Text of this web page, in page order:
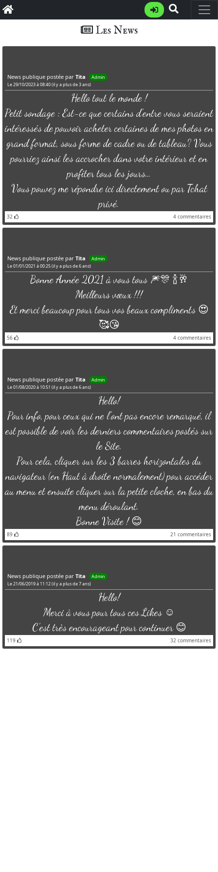
Les News
News publique postée par Tita
Admin
Le 29/10/2023 à 08:40 (il y a plus de 3 ans)
Hello tout le monde !
Petit sondage : Est-ce que certains d’entre vous seraient
intéressés de pouvoir acheter certaines de mes photos en
grand format, sous forme de cadre ou de tableau? Vous
pourriez ainsi les accrocher dans votre intérieur et en
profiter tous les jours…
Vous pouvez me répondre ici directement ou par Tchat
privé.
32 4 commentaires
News publique postée par Tita
Admin
Le 01/01/2021 à 00:25 (il y a plus de 6 ans)
Bonne Année 2021 à vous tous 🎆🎊 🍾🥂
Meilleurs vœux !!!
Et merci beaucoup pour tous vos beaux compliments 😍
🥰😘
56 4 commentaires
News publique postée par Tita
Admin
Le 01/08/2020 à 10:51 (il y a plus de 6 ans)
Hello!
Pour info, pour ceux qui ne l’ont pas encore remarqué, il
est possible de voir les derniers commentaires postés sur
le Site.
Pour cela, cliquer sur les 3 barres horizontales du
navigateur (en Haut à droite normalement) pour accéder
au menu et ensuite cliquer sur la petite cloche, en bas du
menu déroulant.
Bonne Visite ! 😊
89 21 commentaires
News publique postée par Tita
Admin
Le 21/06/2019 à 11:12 (il y a plus de 7 ans)
Hello!
Merci à vous pour tous ces Likes ☺️
C’est très encourageant pour continuer 😊
119 32 commentaires